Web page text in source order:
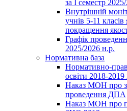
за І семестр
Внутрішній
учнів 5-11
покращення
Графік
2025/2026 н.р.
Нормативна база
Нормативно-
освіти 2018-2019
Наказ МОН про
проведення ДПА
Наказ МОН про